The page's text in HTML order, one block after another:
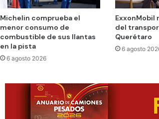
Michelin comprueba el
menor consumo de
combustible de sus llantas
en la pista
6 agosto 2026
ExxonMobil
del
Querétaro
6 agosto